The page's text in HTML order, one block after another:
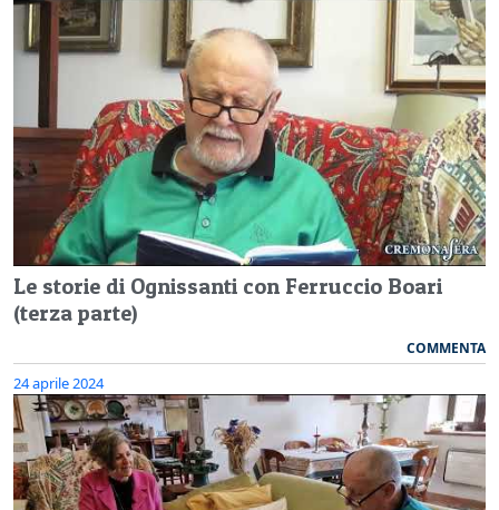
Le storie di Ognissanti con Ferruccio Boari
(terza parte)
COMMENTA
24 aprile 2024